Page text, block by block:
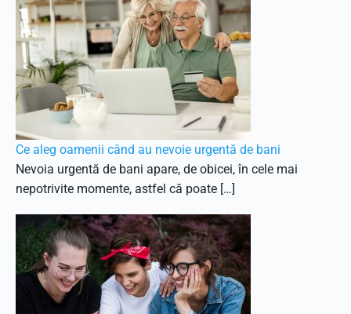
Ce aleg oamenii când au nevoie urgentă de bani
Nevoia urgentă de bani apare, de obicei, în cele mai
nepotrivite momente, astfel că poate […]